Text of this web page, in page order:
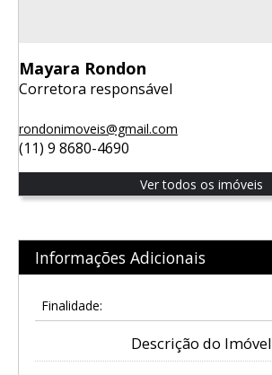
Mayara Rondon
Corretora responsável
rondonimoveis@gmail.com
(11) 9 8680-4690
Ver todos os imóveis
Informações Adicionais
Finalidade:
Descrição do Imóvel